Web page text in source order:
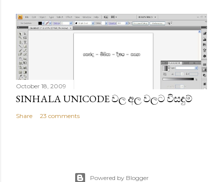
October 18, 2009
SINHALA UNICODE වල අල වලට විසඳුම්
Share 23 comments
Powered by Blogger